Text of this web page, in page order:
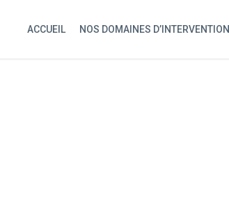
ACCUEIL NOS DOMAINES D’INTERVENTION